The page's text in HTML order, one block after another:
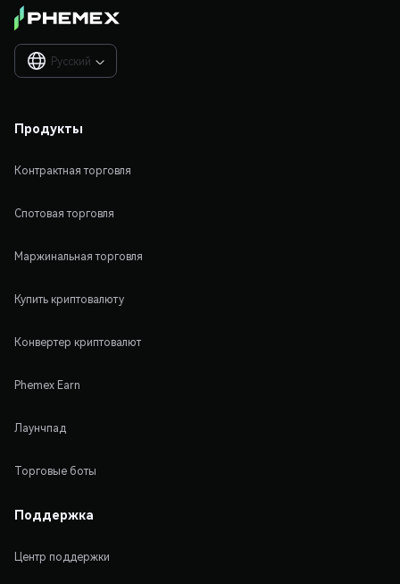
Русский 
Продукты
Контрактная торговля
Спотовая торговля
Маржинальная торговля
Купить криптовалюту
Конвертер криптовалют
Phemex Earn
Лаунчпад
Торговые боты
Поддержка
Центр поддержки